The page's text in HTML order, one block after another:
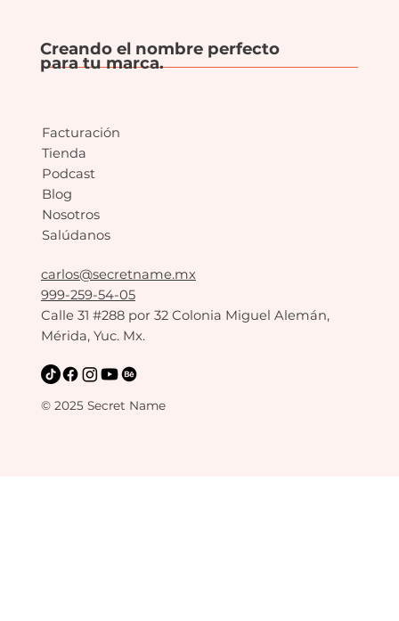
Creando el nombre perfecto
para tu marca.
carlos@secretname.mx
999-259-54-05
Calle 31 #288 por 32 Colonia Miguel Alemán,
Mérida, Yuc. Mx.
Facturación
Tienda
Podcast
Blog
Nosotros
Salúdanos
© 2025 Secret Name